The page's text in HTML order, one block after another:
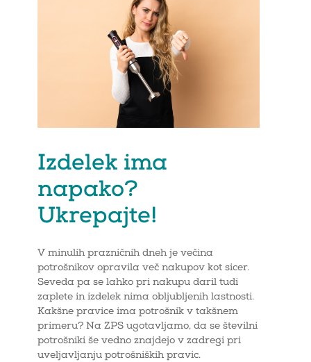
Izdelek ima
napako?
Ukrepajte!
V minulih prazničnih dneh je večina
potrošnikov opravila več nakupov kot sicer.
Seveda pa se lahko pri nakupu daril tudi
zaplete in izdelek nima obljubljenih lastnosti.
Kakšne pravice ima potrošnik v takšnem
primeru? Na ZPS ugotavljamo, da se številni
potrošniki še vedno znajdejo v zadregi pri
uveljavljanju potrošniških pravic.